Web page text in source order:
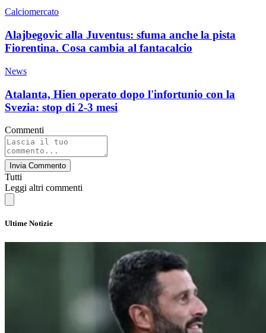
Calciomercato
Alajbegovic alla Juventus: sfuma anche la pista
Fiorentina. Cosa cambia al fantacalcio
News
Atalanta, Hien operato dopo l'infortunio con la
Svezia: stop di 2-3 mesi
Commenti
Invia Commento
Tutti
Leggi altri commenti
Ultime Notizie